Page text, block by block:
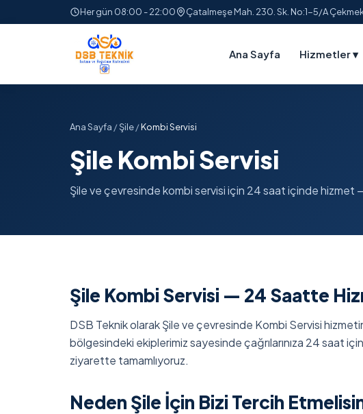
Her gün 08:00 - 22:00 Çatalmeşe Mah. 230. Sk. No:1-5/A
Ana Sayfa Hizmetler▾
Ana Sayfa /Şile/Kombi Servisi
Şile Kombi Servisi
Şile ve çevresinde kombi servisi için 24 saat içinde hizmet
Şile Kombi Servisi — 24 Saatte
DSB Teknik olarak Şile ve çevresinde Kombi Servisi
bölgesindeki ekiplerimiz sayesinde çağrılarınıza 24 saat
ziyarette tamamlıyoruz.
Neden Şile İçin Bizi Tercih